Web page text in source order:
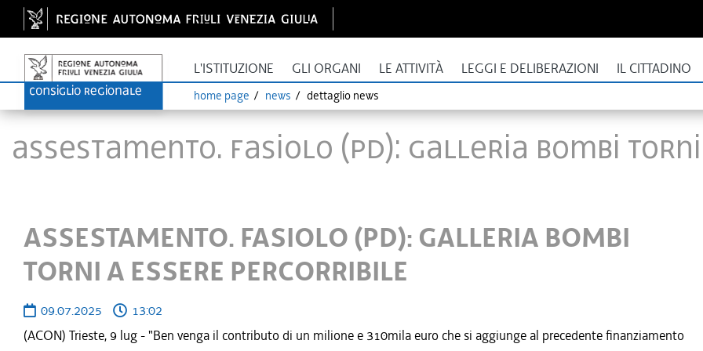
L'ISTITUZIONE GLI ORGANI LE ATTIVITÀ LEGGI E DELIBERAZIONI IL CITTADINO
home page news dettaglio news
ASSESTAMENTO. FASIOLO (PD): GALLERIA BOMBI
ASSESTAMENTO. FASIOLO (PD): GALLERIA BOMBI
TORNI A ESSERE PERCORRIBILE
09.07.2025
13:02
(ACON) Trieste, 9 lug - "Ben venga il contributo di un milione e 310mila euro che si aggiunge al precedente finanziamento